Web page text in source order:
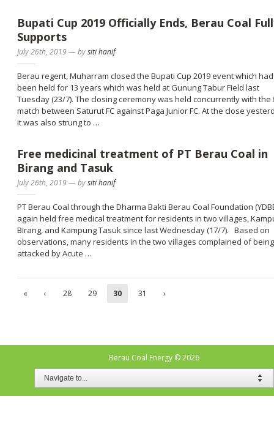
Bupati Cup 2019 Officially Ends, Berau Coal
Supports
July 26th, 2019— bysiti hanif
Berau regent, Muharram closed the Bupati Cup 2019 event which had
been held for 13 years which was held at Gunung Tabur Field last
Tuesday (23/7). The closing ceremony was held concurrently with the
match between Saturut FC against Paga Junior FC. At the close
it was also strung to …
Free medicinal treatment of PT Berau Coal in
Birang and Tasuk
July 26th, 2019— bysiti hanif
PT Berau Coal through the Dharma Bakti Berau Coal Foundation
again held free medical treatment for residents in two villages,
Birang, and Kampung Tasuk since last Wednesday (17/7). Based on
observations, many residents in the two villages complained of being
attacked by Acute …
« ‹ 28 29 30 31 ›
Berau Coal Energy © 2026